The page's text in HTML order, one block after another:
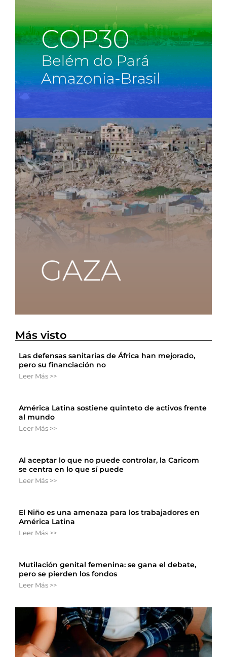
Más visto
Las defensas sanitarias de África han mejorado,
pero su financiación no
Leer Más >>
América Latina sostiene quinteto de activos frente
al mundo
Leer Más >>
Al aceptar lo que no puede controlar, la Caricom
se centra en lo que sí puede
Leer Más >>
El Niño es una amenaza para los trabajadores en
América Latina
Leer Más >>
Mutilación genital femenina: se gana el debate,
pero se pierden los fondos
Leer Más >>